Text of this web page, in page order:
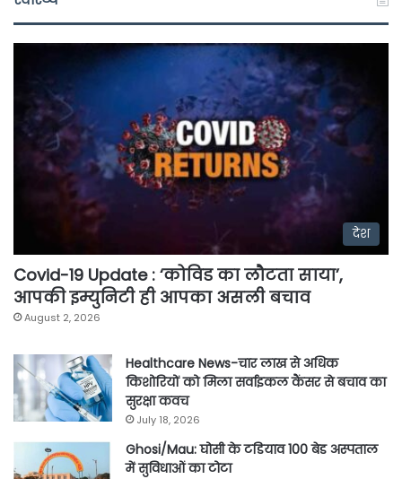
देश
Covid-19 Update : ‘कोविड का लौटता साया’,
आपकी इम्युनिटी ही आपका असली बचाव
August 2, 2026
Healthcare News-चार लाख से अधिक
किशोरियों को मिला सर्वाइकल कैंसर से बचाव का
सुरक्षा कवच
July 18, 2026
Ghosi/Mau: घोसी के टडियाव 100 बेड अस्पताल
में सुविधाओं का टोटा